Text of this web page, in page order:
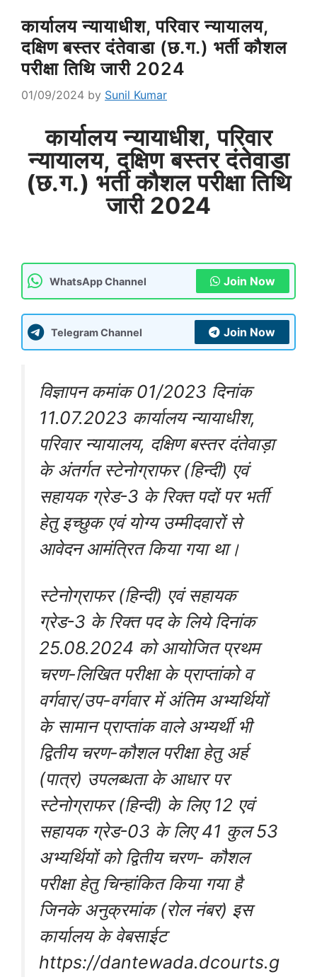
कार्यालय न्यायाधीश, परिवार न्यायालय,
दक्षिण बस्तर दंतेवाडा (छ.ग.) भर्ती कौशल
परीक्षा तिथि जारी 2024
01/09/2024 by Sunil Kumar
कार्यालय न्यायाधीश, परिवार
न्यायालय, दक्षिण बस्तर दंतेवाडा
(छ.ग.) भर्ती कौशल परीक्षा तिथि
जारी 2024
WhatsApp Channel Join Now
Telegram Channel Join Now
विज्ञापन कमांक 01/2023 दिनांक
11.07.2023 कार्यालय न्यायाधीश,
परिवार न्यायालय, दक्षिण बस्तर दंतेवाड़ा
के अंतर्गत स्टेनोग्राफर (हिन्दी) एवं
सहायक ग्रेड-3 के रिक्त पदों पर भर्ती
हेतु इच्छुक एवं योग्य उम्मीदवारों से
आवेदन आमंत्रित किया गया था।
स्टेनोग्राफर (हिन्दी) एवं सहायक
ग्रेड-3 के रिक्त पद के लिये दिनांक
25.08.2024 को आयोजित प्रथम
चरण-लिखित परीक्षा के प्राप्तांको व
वर्गवार/उप-वर्गवार में अंतिम अभ्यर्थियों
के सामान प्राप्तांक वाले अभ्यर्थी भी
द्वितीय चरण-कौशल परीक्षा हेतु अर्ह
(पात्र) उपलब्धता के आधार पर
स्टेनोग्राफर (हिन्दी) के लिए 12 एवं
सहायक ग्रेड-03 के लिए 41 कुल 53
अभ्यर्थियों को द्वितीय चरण- कौशल
परीक्षा हेतु चिन्हांकित किया गया है
जिनके अनुक्रमांक (रोल नंबर) इस
कार्यालय के वेबसाईट
https://dantewada.dcourts.g